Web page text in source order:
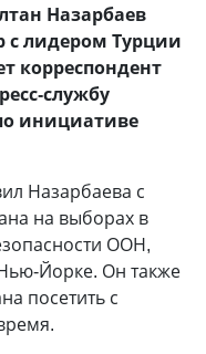
Назарбаев
с лидером Турции
корреспондент
службу
инициативе
Назарбаева с
на выборах в
ООН,
Йорке. Он также
посетить с